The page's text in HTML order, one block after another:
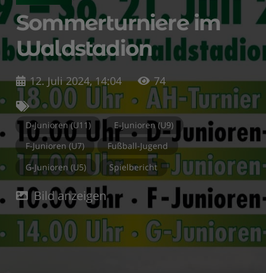
Sommerturniere im
Waldstadion
12. Juli 2024, 14:04 74
D-Junioren (U11)
E-Junioren (U9)
F-Junioren (U7)
Fußball-Jugend
G-Junioren (U5)
Spielbericht
Bild anzeigen